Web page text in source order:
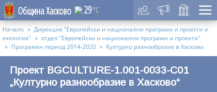
Община Хасково 29°C
Начало
Дирекция "Европейски и национални програми и проекти и
екология"
отдел "Европейски и национални програми и проекти"
Програмен период 2014-2020
Културно разнообразие в Хасково
Проект BGCULTURE-1.001-0033-C01
„Културно разнообразие в Хасково“